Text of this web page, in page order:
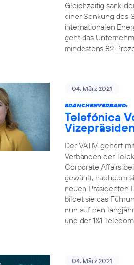
Gleichzeitig sank
einer Senkung des
internationalen
geht das
mindestens 82
04. März 2021
BRANCHENVERBAND:
Telefónica
Der VATM gehört
Verbänden der
Corporate Affairs
gewählt, nachdem
neuen Präsidenten
bildet sie das
nun auf den
und der 1&1
04. März 2021